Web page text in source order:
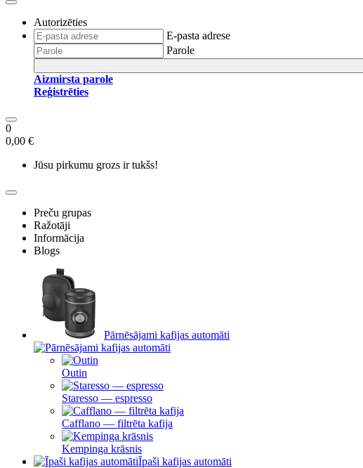
Autorizēties
E-pasta adrese
Parole
Aizmirsta parole
Reģistrēties
0
0,00 €
Jūsu pirkumu grozs ir tukšs!
Preču grupas
Ražotāji
Informācija
Blogs
Pārnēsājami kafijas automāti
Outin
Staresso — espresso
Cafflano — filtrēta kafija
Kempinga krāsnis
Īpaši kafijas automāti